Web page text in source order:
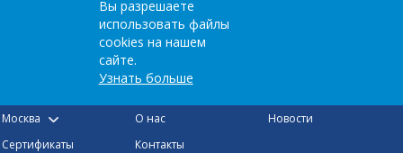
Вы разрешаете
использовать файлы
cookies на нашем
сайте.
Узнать больше
Москва О нас
Новости
Сертификаты
Контакты